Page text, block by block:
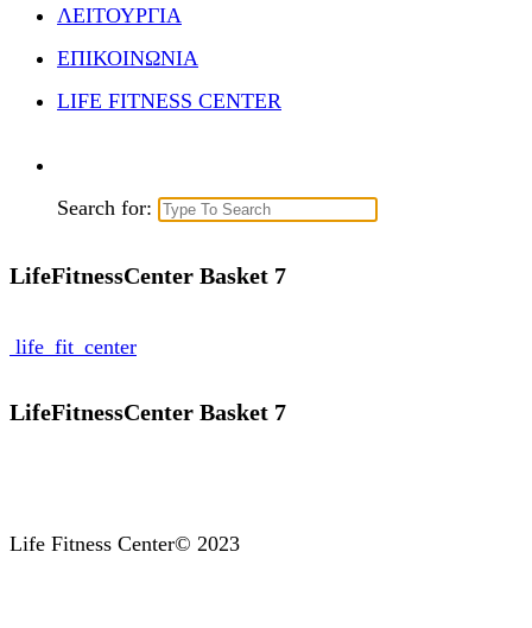
ΛΕΙΤΟΥΡΓΙΑ
ΕΠΙΚΟΙΝΩΝΙΑ
LIFE FITNESS CENTER
Search for:
LifeFitnessCenter Basket 7
life_fit_center
LifeFitnessCenter Basket 7
Life Fitness Center© 2023